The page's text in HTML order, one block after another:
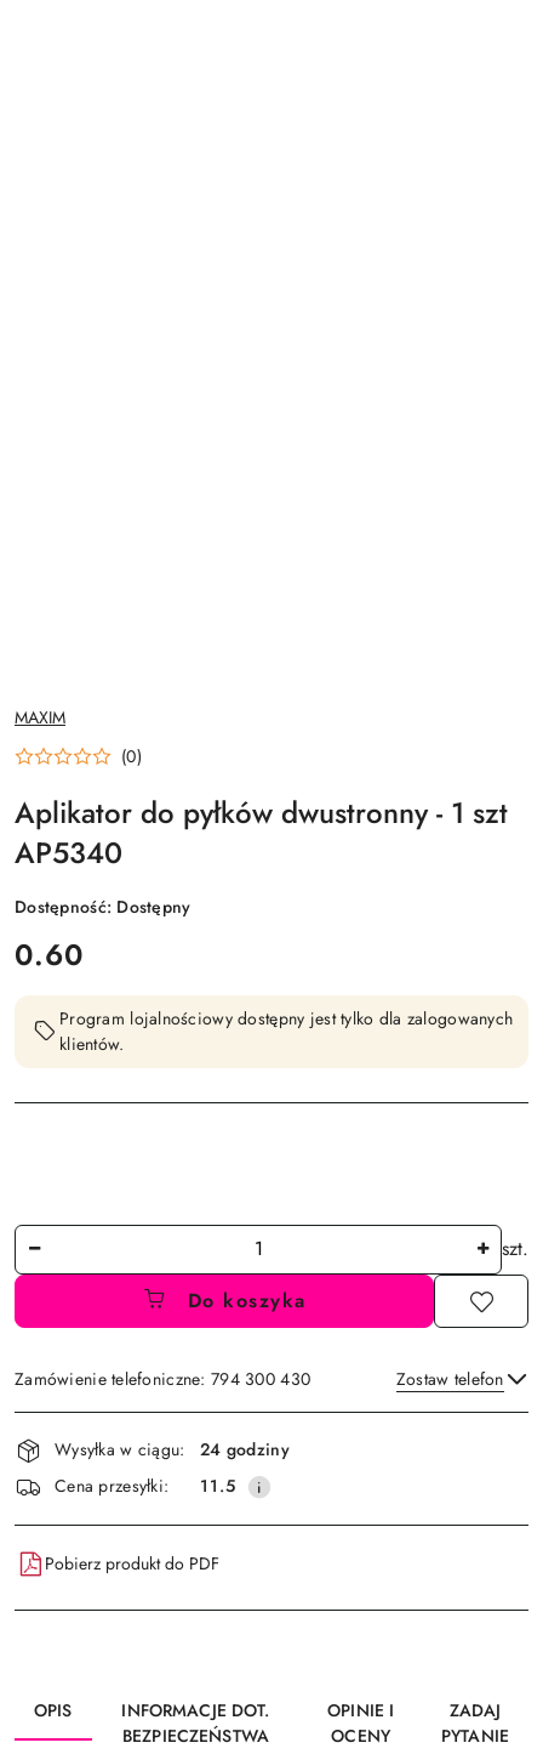
NAZWA
PRODUCENTA:
MAXIM
(0)
Aplikator do pyłków dwustronny - 1 szt
AP5340
Dostępność: Dostępny
cena:
0.60
Program lojalnościowy dostępny jest tylko dla zalogowanych
klientów.
Ilość
szt.
Do koszyka
Zamówienie telefoniczne: 794 300 430 Zostaw telefon
Wyślij
Dostępność
i
dostawa
Wysyłka w ciągu:
24 godziny
Cena przesyłki:
11.5
Pobierz produkt do PDF
OPIS
INFORMACJE DOT.
BEZPIECZEŃSTWA
OPINIE I
OCENY
ZADAJ
PYTANIE